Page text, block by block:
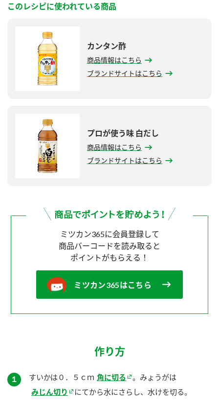
このレシピに使われている商品
カンタン酢
商品情報はこちら
ブランドサイトはこちら
プロが使う味 白だし
商品情報はこちら
ブランドサイトはこちら
ミツカン365に会員登録して
商品バーコードを読み取ると
ポイントがもらえる！
ミツカン365はこちら
作り方
１ すいかは０．５ｃｍ 角に切る
。みょうがは
みじん切り
にてから水にさらし、水けを切る。